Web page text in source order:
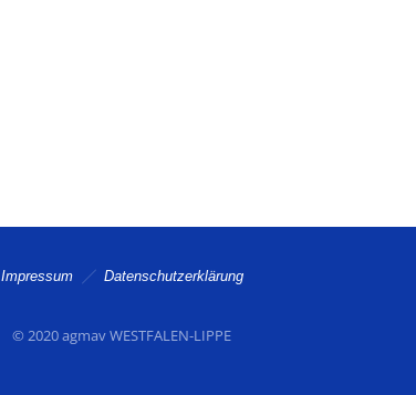
Impressum Datenschutzerklärung
© 2020 agmav WESTFALEN-LIPPE